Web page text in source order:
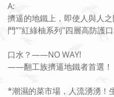
A:
擠逼的地鐵上，即使人與人
門”"紅綠柚系列"四層高防護
口水？——NO WAY!
——翻工族擠逼地鐵者首選！
*潮濕的菜市場，人流湧湧！